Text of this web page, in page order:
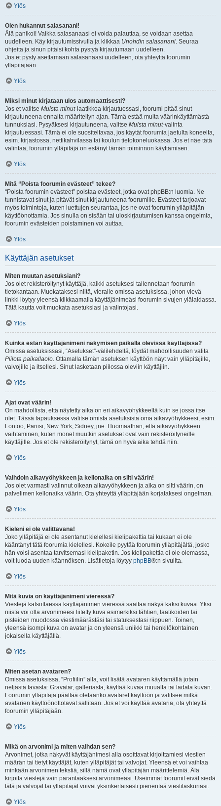
Ylös
Olen hukannut salasanani!
Älä panikoi! Vaikka salasanaasi ei voida palauttaa, se voidaan asettaa
uudelleen. Käy kirjautumissivulla ja klikkaa Unohdin salasanani. Seuraa
ohjeita ja sinun pitäisi kohta pystyä kirjautumaan uudelleen.
Jos et pysty asettamaan salasanaasi uudelleen, ota yhteyttä foorumin
ylläpitäjään.
Ylös
Miksi minut kirjataan ulos automaattisesti?
Jos et valitse Muista minut-laatikkoa kirjautuessasi, foorumi pitää sinut
kirjautuneena ennalta määritellyn ajan. Tämä estää muita väärinkäyttämästä
tunnuksiasi. Pysyäksesi kirjautuneena, valitse Muista minut-valinta
kirjautuessasi. Tämä ei ole suositeltavaa, jos käytät foorumia jaetulta koneelta,
esim. kirjastossa, nettikahvilassa tai koulun tietokoneluokassa. Jos et näe tätä
valintaa, foorumin ylläpitäjä on estänyt tämän toiminnon käyttämisen.
Ylös
Mitä “Poista foorumin evästeet” tekee?
“Poista foorumin evästeet” poistaa evästeet, jotka ovat phpBB:n luomia. Ne
tunnistavat sinut ja pitävät sinut kirjautuneena foorumille. Evästeet tarjoavat
myös toimintoja, kuten luettujen seurantaa, jos ne ovat foorumin ylläpitäjän
käyttöönottamia. Jos sinulla on sisään tai uloskirjautumisen kanssa ongelmia,
foorumin evästeiden poistaminen voi auttaa.
Ylös
Käyttäjän asetukset
Miten muutan asetuksiani?
Jos olet rekisteröitynyt käyttäjä, kaikki asetuksesi tallennetaan foorumin
tietokantaan. Muokataksesi niitä, vieraile omissa asetuksissa, johon vievä
linkki löytyy yleensä klikkaamalla käyttäjänimeäsi foorumin sivujen ylälaidassa.
Tätä kautta voit muokata asetuksiasi ja valintojasi.
Ylös
Kuinka estän käyttäjänimeni näkymisen paikalla olevissa käyttäjissä?
Omissa asetuksissasi, “Asetukset”-välilehdellä, löydät mahdollisuuden valita
Piilota paikallaolo. Ottamalla tämän asetuksen käyttöön näyt vain ylläpitäjille,
valvojille ja itsellesi. Sinut lasketaan piilossa oleviin käyttäjiin.
Ylös
Ajat ovat väärin!
On mahdollista, että näytetty aika on eri aikavyöhykkeeltä kuin se jossa itse
olet. Tässä tapauksessa valitse omista asetuksista oma aikavyöhykkeesi, esim.
Lontoo, Pariisi, New York, Sidney, jne. Huomaathan, että aikavyöhykkeen
vaihtaminen, kuten monet muutkin asetukset ovat vain rekisteröityneille
käyttäjille. Jos et ole rekisteröitynyt, tämä on hyvä aika tehdä niin.
Ylös
Vaihdoin aikavyöhykkeen ja kellonaika on silti väärin!
Jos olet varmasti valinnut oikean aikavyöhykkeen ja aika on silti väärin, on
palvelimen kellonaika väärin. Ota yhteyttä ylläpitäjään korjataksesi ongelman.
Ylös
Kieleni ei ole valittavana!
Joko ylläpitäjä ei ole asentanut kielellesi kielipakettia tai kukaan ei ole
kääntänyt tätä foorumia kielellesi. Kokeile pyytää foorumin ylläpitäjältä, josko
hän voisi asentaa tarvitsemasi kielipaketin. Jos kielipakettia ei ole olemassa,
voit luoda uuden käännöksen. Lisätietoja löytyy phpBB®:n sivuilta.
Ylös
Mitä kuvia on käyttäjänimeni vieressä?
Viestejä katsottaessa käyttäjänimen vieressä saattaa näkyä kaksi kuvaa. Yksi
niistä voi olla arvonimeesi liitetty kuva esimerkiksi tähtien, laatikoiden tai
pisteiden muodossa viestimäärästäsi tai statuksestasi riippuen. Toinen,
yleensä isompi kuva on avatar ja on yleensä uniikki tai henkilökohtainen
jokaisella käyttäjällä.
Ylös
Miten asetan avataren?
Omissa asetuksissa, “Profiilin” alla, voit lisätä avataren käyttämällä jotain
neljästä tavasta: Gravatar, galleriasta, käyttää kuvaa muualta tai ladata kuvan.
Foorumin ylläpitäjä päättää otetaanko avataret käyttöön ja valitsee mitkä
avatarien käyttöönottotavat sallitaan. Jos et voi käyttää avataria, ota yhteyttä
foorumin ylläpitäjään.
Ylös
Mikä on arvonimi ja miten vaihdan sen?
Arvonimet, jotka näkyvät käyttäjänimesi alla osoittavat kirjoittamiesi viestien
määrän tai tietyt käyttäjät, kuten ylläpitäjät tai valvojat. Yleensä et voi vaihtaa
minkään arvonimen tekstiä, sillä nämä ovat ylläpitäjän määrittelemiä. Älä
kirjoita viestejä vain parantaaksesi arvonimeäsi. Useimmat foorumit eivät siedä
tätä ja valvojat tai ylläpitäjät voivat yksinkertaisesti pienentää viestilaskuriasi.
Ylös